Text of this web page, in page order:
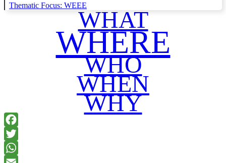
Thematic Focus: WEEE
WHAT
WHERE
WHO
WHEN
WHY